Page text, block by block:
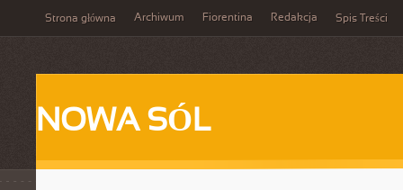
Strona główna Archiwum Fiorentina Redakcja Spis Treści
NOWA SÓL